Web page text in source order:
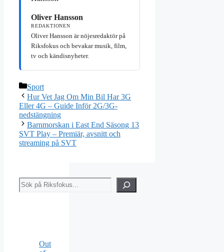
Oliver Hansson
REDAKTIONEN
Oliver Hansson är nöjesredaktör på
Riksfokus och bevakar musik, film,
tv och kändisnyheter.
Kategorier
Sport
Hur Vet Jag Om Min Bil Har 3G
Eller 4G – Guide Inför 2G/3G-
nedstängning
Barnmorskan i East End Säsong 13
SVT Play – Premiär, avsnitt och
streaming på SVT
Sök
Out